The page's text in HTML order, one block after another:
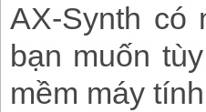
AX-Synth có
bạn muốn
mềm máy